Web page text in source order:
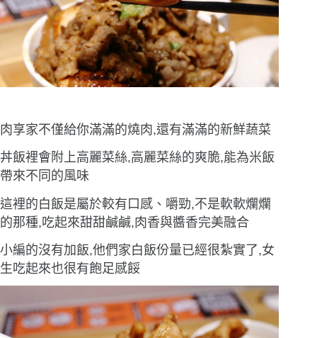
肉享家不僅給你滿滿的燒肉,還有滿滿的新鮮蔬菜
丼飯裡會附上高麗菜絲,高麗菜絲的爽脆,能為米飯
帶來不同的風味
這裡的白飯是屬於較有口感、嚼勁,不是軟軟爛爛
的那種,吃起來甜甜鹹鹹,肉香與醬香完美融合
小編的沒有加飯,他們家白飯份量已經很紮實了,女
生吃起來也很有飽足感餒